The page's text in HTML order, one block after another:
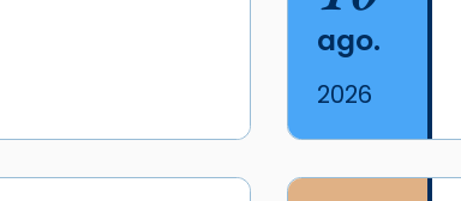
ago.
2026